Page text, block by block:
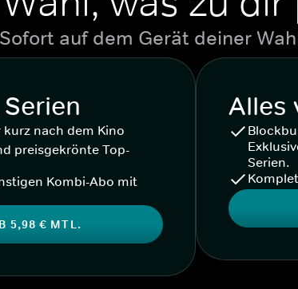
Sofort auf dem Gerät deiner
nach dem Kino
preisgekrönte Top-
Kombi-Abo mit
5,98 € MTL.
Alles
Serien.